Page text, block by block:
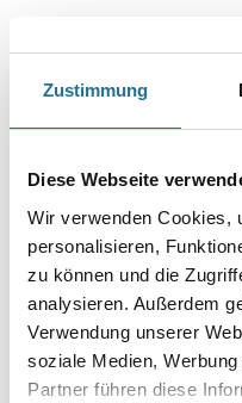
Zustimmung
Diese Webseite
Wir verwenden Cookies,
personalisieren,
zu können und die
analysieren. Außerdem
Verwendung unserer
soziale Medien,
Partner führen diese
VIELLEICHT
Friess